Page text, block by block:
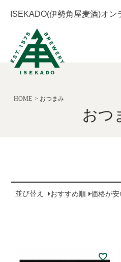
ISEKADO(伊勢角屋麦酒)オン
HOME おつまみ
おつ
並び替え おすすめ順 価格が安